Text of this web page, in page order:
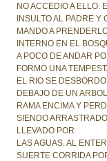
NO ACCEDIO A ELLO.
INSULTO AL PADRE Y
MANDO A
INTERNO EN EL
A POCO DE ANDAR
FORMO UNA
EL RIO SE
DEBAJO DE UN
RAMA ENCIMA Y
SIENDO
LLEVADO POR
LAS AGUAS. AL
SUERTE CORRIDA